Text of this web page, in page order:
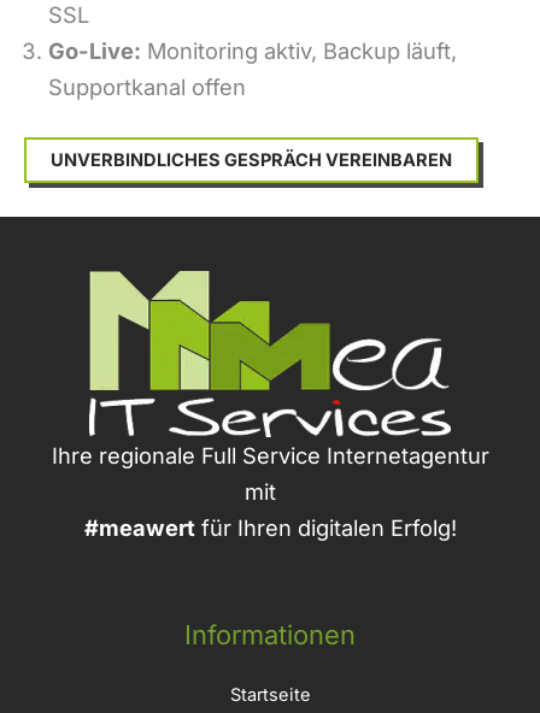
SSL
Go-Live: Monitoring aktiv, Backup läuft,
Supportkanal offen
UNVERBINDLICHES GESPRÄCH VEREINBAREN
Ihre regionale Full Service Internetagentur
mit
#meawert für Ihren digitalen Erfolg!
Informationen
Startseite